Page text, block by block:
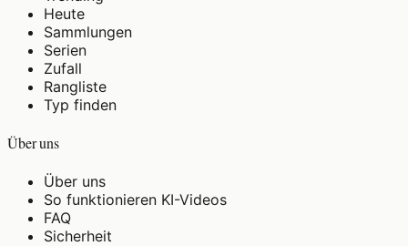
Heute
Sammlungen
Serien
Zufall
Rangliste
Typ finden
Über uns
Über uns
So funktionieren KI-Videos
FAQ
Sicherheit